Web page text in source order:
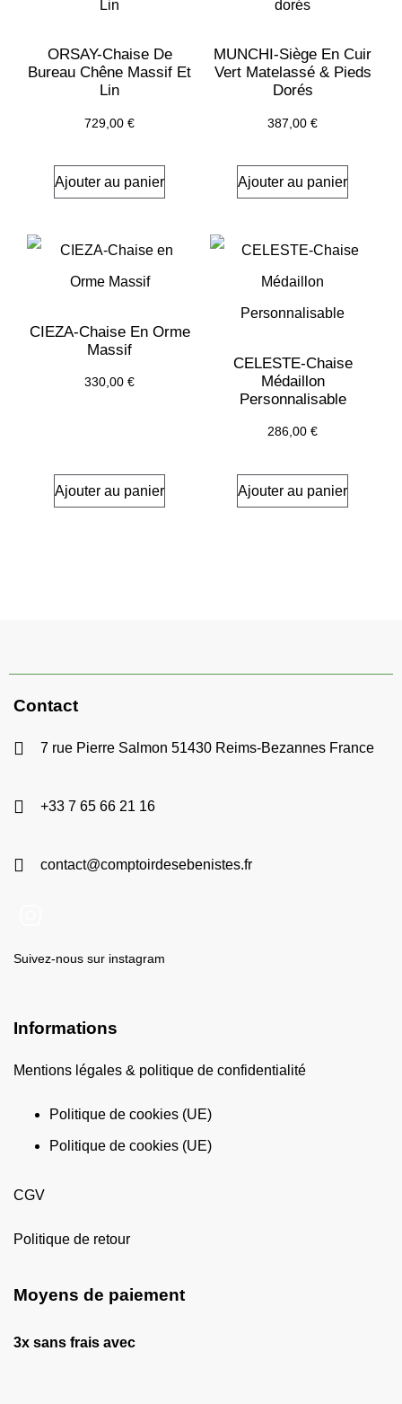
ORSAY-Chaise De
Bureau Chêne Massif Et
Lin
729,00 €
Ajouter au panier
MUNCHI-Siège En Cuir
Vert Matelassé & Pieds
Dorés
387,00 €
Ajouter au panier
CIEZA-Chaise En Orme
Massif
330,00 €
Ajouter au panier
CELESTE-Chaise
Médaillon
Personnalisable
286,00 €
Ajouter au panier
Contact
7 rue Pierre Salmon 51430 Reims-Bezannes France
+33 7 65 66 21 16
contact@comptoirdesebenistes.fr
Suivez-nous sur instagram
Informations
Mentions légales & politique de confidentialité
Politique de cookies (UE)
Politique de cookies (UE)
CGV
Politique de retour
Moyens de paiement
3x sans frais avec